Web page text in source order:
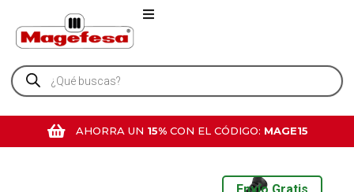
AHORRA UN 15%CON EL CÓDIGO: MAGE15